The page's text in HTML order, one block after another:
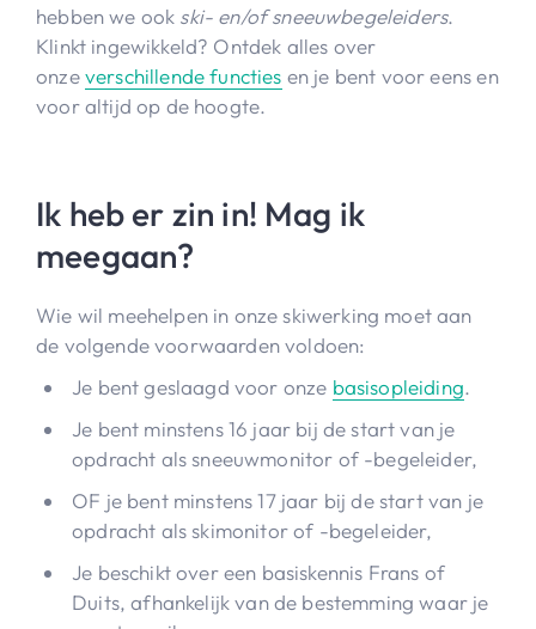
hebben we ook ski- en/of sneeuwbegeleiders.
Klinkt ingewikkeld? Ontdek alles over
onzeverschillende functies en je bent voor eens en
voor altijd op de hoogte.
Ik heb er zin in! Mag ik
meegaan?
Wie wil meehelpen in onze skiwerking moet aan
de volgende voorwaarden voldoen:
Je bent geslaagd voor onze basisopleiding.
Je bent minstens 16 jaar bij de start van je
opdracht als sneeuwmonitor of -begeleider,
OF je bent minstens 17 jaar bij de start van je
opdracht als skimonitor of -begeleider,
Je beschikt over een basiskennis Frans of
Duits, afhankelijk van de bestemming waar je